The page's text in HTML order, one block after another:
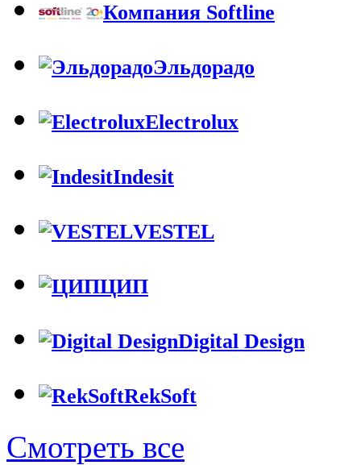
Компания Softline
Эльдорадо
Electrolux
Indesit
VESTEL
ЦИП
Digital Design
RekSoft
Смотреть все